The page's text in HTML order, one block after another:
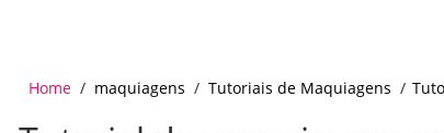
Home / maquiagens / Tutoriais de Maquiagens /